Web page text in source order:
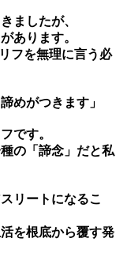
ましたが、
あります。
フを無理に言う必
めがつきます」
です。
の「諦念」だと私
リートになるこ
を根底から覆す発